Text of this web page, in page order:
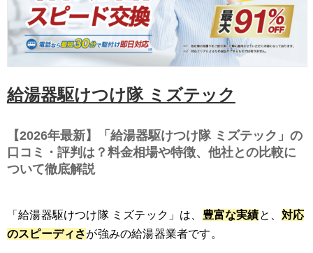
給湯器駆けつけ隊 ミズテック
【2026年最新】「給湯器駆けつけ隊 ミズテック」の
口コミ・評判は？料金相場や特徴、他社との比較に
ついて徹底解説
「給湯器駆けつけ隊 ミズテック」は、 豊富な実績と、対応
のスピーディさが強みの給湯器業者です。